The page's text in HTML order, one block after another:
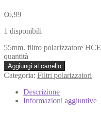
€6,99
1 disponibili
55mm. filtro polarizzatore
quantità
Aggiungi al carrello
Categoria: Filtri polarizzatori
Descrizione
Informazioni aggiuntive